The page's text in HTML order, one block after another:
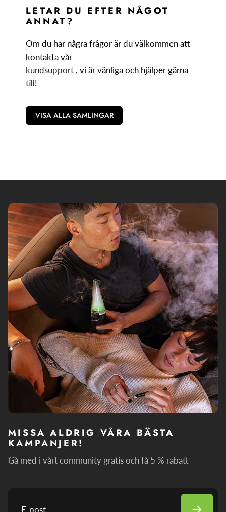
LETAR DU EFTER NÅGOT
ANNAT?
Om du har några frågor är du välkommen att
kontakta vår
kundsupport, vi är vänliga och hjälper gärna
till!
VISA ALLA SAMLINGAR
MISSA ALDRIG VÅRA BÄSTA
KAMPANJER!
Gå med i vårt community gratis och få 5 % rabatt